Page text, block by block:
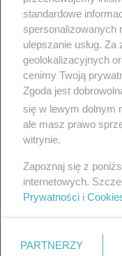
tym roku objęła
standardowe
spersonalizowanych
ulepszanie usług.
geolokalizacyjnych
cenimy Twoją
Zgoda jest
się w lewym dolnym
ale masz prawo
witrynie.
Zapoznaj się z
internetowych.
Prywatności i
PARTNERZY